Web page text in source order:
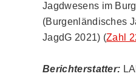
Jagdwesens im
(Burgenländisches
JagdG 2021) (Zahl
Berichterstatter: